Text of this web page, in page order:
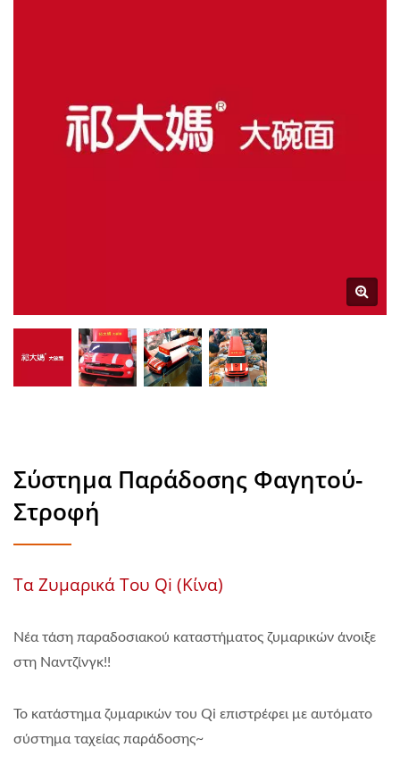
Σύστημα Παράδοσης Φαγητού-
Στροφή
Τα Ζυμαρικά Του Qi (Κίνα)
Νέα τάση παραδοσιακού καταστήματος ζυμαρικών άνοιξε
στη Ναντζίνγκ!!
Το κατάστημα ζυμαρικών του Qi επιστρέφει με αυτόματο
σύστημα ταχείας παράδοσης~